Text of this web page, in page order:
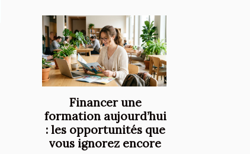
Financer une
formation aujourd’hui
: les opportunités que
vous ignorez encore